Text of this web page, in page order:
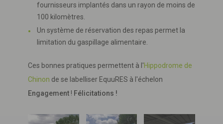
fournisseurs implantés dans un rayon de moins de
100 kilomètres.
Un système de réservation des repas permet la
limitation du gaspillage alimentaire.
Ces bonnes pratiques permettent à l'Hippodrome de
Chinon de se labelliser EquuRES à l'échelon
Engagement ! Félicitations !